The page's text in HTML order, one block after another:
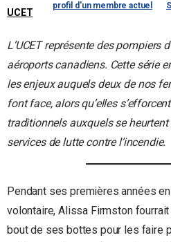
UCET
profil d'un membre actuel
L’UCET représente des pompiers
aéroports canadiens. Cette série
les enjeux auquels deux de nos
font face, alors qu’elles
traditionnels auxquels se
services de lutte contre l’incendie.
Pendant ses premières années
volontaire, Alissa Firmston
bout de ses bottes pour les faire